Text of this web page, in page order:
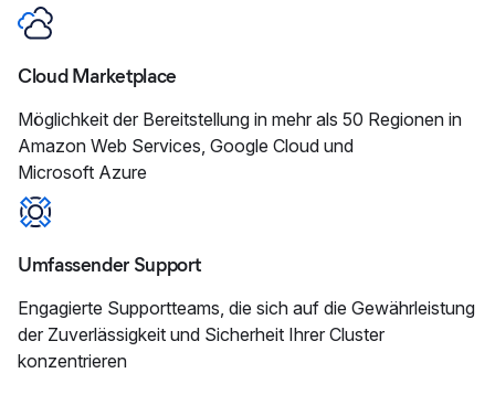
Cloud Marketplace
Möglichkeit der Bereitstellung in mehr als 50 Regionen in
Amazon Web Services, Google Cloud und
Microsoft Azure
Umfassender Support
Engagierte Supportteams, die sich auf die Gewährleistung
der Zuverlässigkeit und Sicherheit Ihrer Cluster
konzentrieren